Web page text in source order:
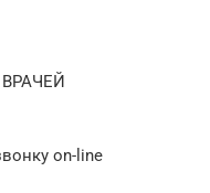
on-line